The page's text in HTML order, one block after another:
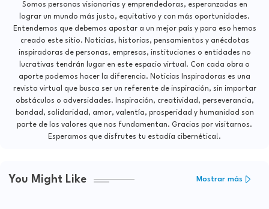
Somos personas visionarias y emprendedoras, esperanzadas en
lograr un mundo más justo, equitativo y con más oportunidades.
Entendemos que debemos apostar a un mejor país y para eso hemos
creado este sitio. Noticias, historias, pensamientos y anécdotas
inspiradoras de personas, empresas, instituciones o entidades no
lucrativas tendrán lugar en este espacio virtual. Con cada obra o
aporte podemos hacer la diferencia. Noticias Inspiradoras es una
revista virtual que busca ser un referente de inspiración, sin importar
obstáculos o adversidades. Inspiración, creatividad, perseverancia,
bondad, solidaridad, amor, valentía, prosperidad y humanidad son
parte de los valores que nos fundamentan. Gracias por visitarnos.
Esperamos que disfrutes tu estadía cibernética!.
You Might Like Mostrar más